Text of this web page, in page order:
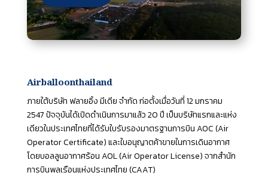
Airballoonthailand
ภายใต้บริษัท ฟลายอิ้ง มีเดีย จำกัด ก่อตั้งเมื่อวันที่ 12 มกราคม
2547 ปัจจุบันได้เปิดดำเนินการมาแล้ว 20 ปี เป็นบริษัทแรกและแห่ง
เดียวในประเทศไทยที่ได้รับใบรับรองมาตรฐานการบิน AOC (Air
Operator Certificate) และใบอนุญาตค้าขายในการเดินอากาศ
โดยบอลลูนอากาศร้อน AOL (Air Operator License) จากสำนัก
การบินพลเรือนแห่งประเทศไทย (CAAT)